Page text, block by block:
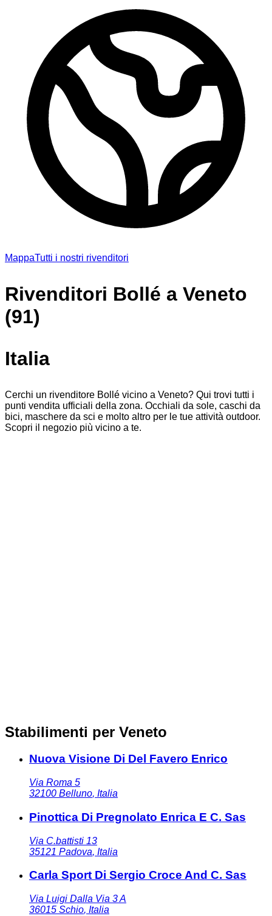
MappaTutti i nostri rivenditori
Rivenditori Bollé a Veneto
(91)
Italia
Cerchi un rivenditore Bollé vicino a Veneto? Qui trovi tutti i
punti vendita ufficiali della zona. Occhiali da sole, caschi da
bici, maschere da sci e molto altro per le tue attività outdoor.
Scopri il negozio più vicino a te.
Stabilimenti per Veneto
Nuova Visione Di Del Favero Enrico
Via Roma 5
32100 Belluno, Italia
Pinottica Di Pregnolato Enrica E C. Sas
Via C.battisti 13
35121 Padova, Italia
Carla Sport Di Sergio Croce And C. Sas
Via Luigi Dalla Via 3 A
36015 Schio, Italia